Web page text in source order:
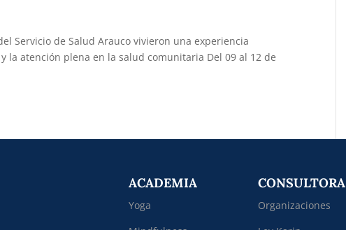
Servicio de Salud Arauco vivieron una experiencia
atención plena en la salud comunitaria Del 09 al 12 de
ACADEMIA
Yoga
CONSULTORA
Organizaciones